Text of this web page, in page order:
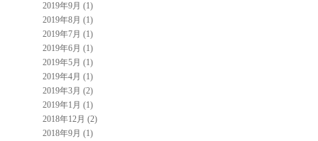
2019年9月 (1)
2019年8月 (1)
2019年7月 (1)
2019年6月 (1)
2019年5月 (1)
2019年4月 (1)
2019年3月 (2)
2019年1月 (1)
2018年12月 (2)
2018年9月 (1)